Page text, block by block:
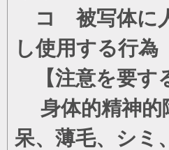
コ 被写体に人
し使用する行為
【注意を要す
身体的精神的
呆、薄毛、シミ